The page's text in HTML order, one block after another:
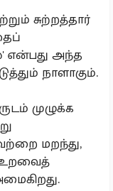
சுற்றத்தார்
என்பது அந்த
நாளாகும்.
முழுக்க
மறந்து,
உறவைத்